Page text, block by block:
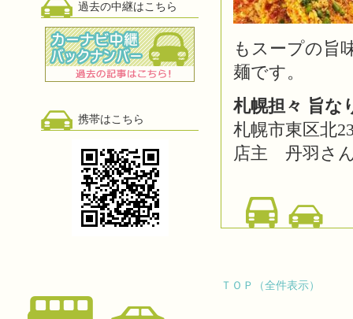
過去の中継はこちら
携帯はこちら
もスープの旨
麺です。
札幌担々 旨な
札幌市東区北
店主 丹羽さ
ＴＯＰ（全件表示）